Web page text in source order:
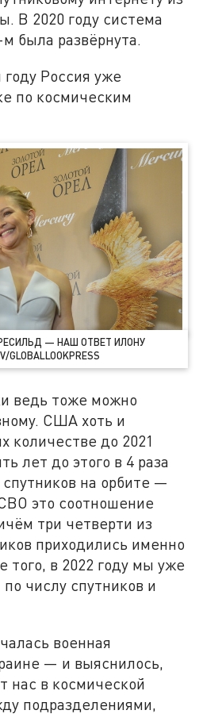
В 2020 году система
была развёрнута.
Россия уже
по космическим
— НАШ ОТВЕТ ИЛОНУ
ведь тоже можно
США хоть и
количестве до 2021
лет до этого в 4 раза
на орбите —
это соотношение
три четверти из
приходились именно
того, в 2022 году мы уже
числу спутников и
военная
— и выяснилось,
нас в космической
подразделениями,